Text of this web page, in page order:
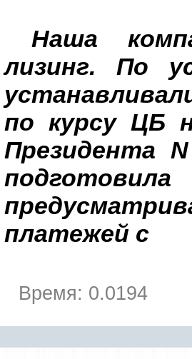
Наша
лизинг. По
по курсу ЦБ
Президента
платежей с
Время: 0.0194